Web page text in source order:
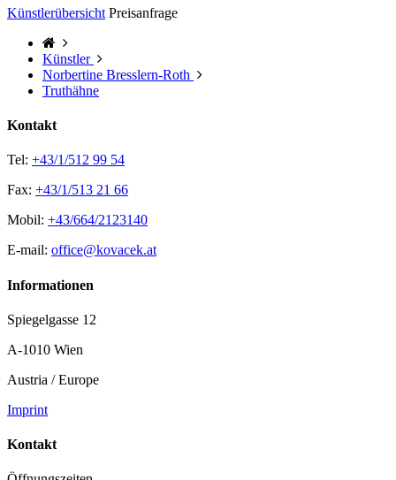
Künstlerübersicht Preisanfrage
Künstler
Norbertine Bresslern-Roth
Truthähne
Kontakt
Tel: +43/1/512 99 54
Fax: +43/1/513 21 66
Mobil: +43/664/2123140
E-mail: office@kovacek.at
Informationen
Spiegelgasse 12
A-1010 Wien
Austria / Europe
Imprint
Kontakt